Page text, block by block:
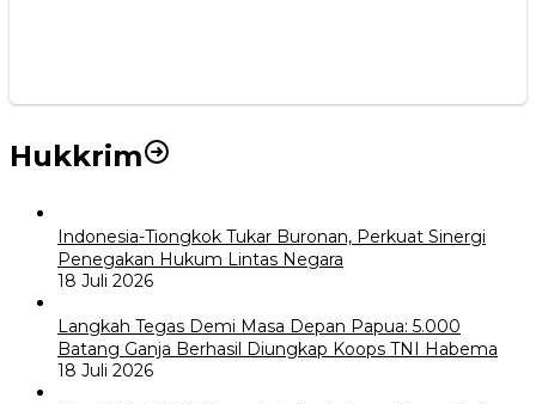
Hukkrim
Indonesia-Tiongkok Tukar Buronan, Perkuat Sinergi
Penegakan Hukum Lintas Negara
18 Juli 2026
Langkah Tegas Demi Masa Depan Papua: 5.000
Batang Ganja Berhasil Diungkap Koops TNI Habema
18 Juli 2026